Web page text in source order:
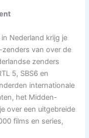
Nederland krijg je
van over de
zenders
5, SBS6 en
internationale
het Midden-
over een uitgebreide
films en series,